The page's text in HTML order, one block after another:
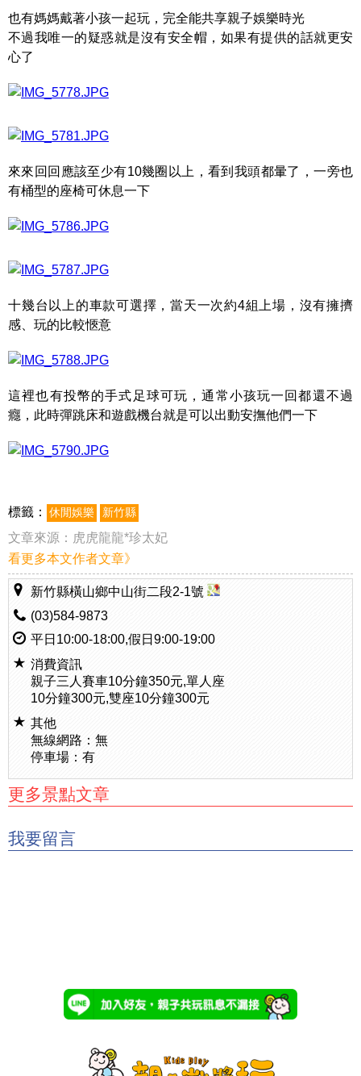
也有媽媽戴著小孩一起玩，完全能共享親子娛樂時光
不過我唯一的疑惑就是沒有安全帽，如果有提供的話就更安
心了
來來回回應該至少有10幾圈以上，看到我頭都暈了，一旁也
有桶型的座椅可休息一下
十幾台以上的車款可選擇，當天一次約4組上場，沒有擁擠
感、玩的比較愜意
這裡也有投幣的手式足球可玩，通常小孩玩一回都還不過
癮，此時彈跳床和遊戲機台就是可以出動安撫他們一下
標籤： 休閒娛樂 新竹縣
文章來源： 虎虎龍龍*珍太妃
看更多本文作者文章》
新竹縣橫山鄉中山街二段2-1號
(03)584-9873
平日10:00-18:00,假日9:00-19:00
消費資訊
親子三人賽車10分鐘350元,單人座
10分鐘300元,雙座10分鐘300元
其他
無線網路：無
停車場：有
更多景點文章
我要留言